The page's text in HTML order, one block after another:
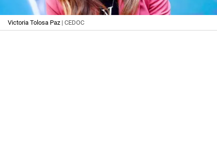
Victoria Tolosa Paz | CEDOC